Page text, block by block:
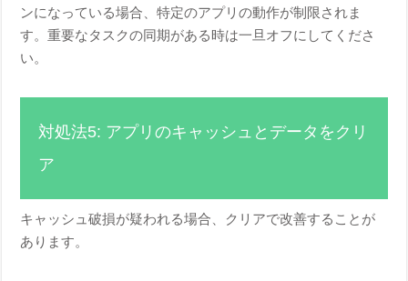
ンになっている場合、特定のアプリの動作が制限されま
す。重要なタスクの同期がある時は一旦オフにしてくださ
い。
対処法5: アプリのキャッシュとデータをクリ
ア
キャッシュ破損が疑われる場合、クリアで改善することが
あります。